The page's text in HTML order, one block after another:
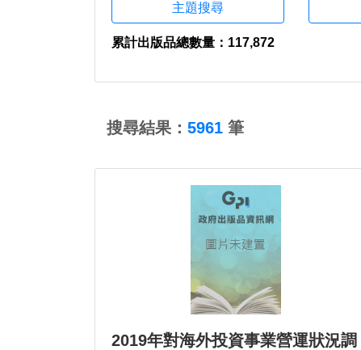
主題搜尋
累計出版品總數量：117,872
搜尋結果： 5961 筆
2019年對海外投資事業營運狀況調